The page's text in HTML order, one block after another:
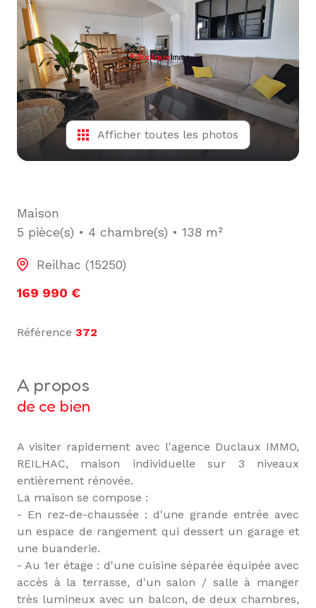
L'ÉQUIPE
ALERTE
E-MAIL
Afficher toutes les photos
Maison
5 pièce(s)
4 chambre(s) 138 m²
Reilhac (15250)
169 990 €
Référence 372
a propos
de ce bien
A visiter rapidement avec l'agence Duclaux IMMO,
REILHAC, maison individuelle sur 3 niveaux
entièrement rénovée.
La maison se compose :
- En rez-de-chaussée : d'une grande entrée avec
un espace de rangement qui dessert un garage et
une buanderie.
- Au 1er étage : d'une cuisine séparée équipée avec
accès à la terrasse, d'un salon / salle à manger
très lumineux avec un balcon, de deux chambres,